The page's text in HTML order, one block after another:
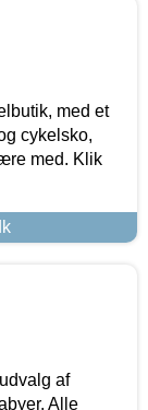
med et
cykelsko,
med. Klik
af
Alle